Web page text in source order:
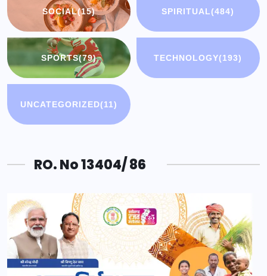
SOCIAL(15) SPIRITUAL(484)
SPORTS(79) TECHNOLOGY(193)
UNCATEGORIZED(11)
RO. No 13404/ 86